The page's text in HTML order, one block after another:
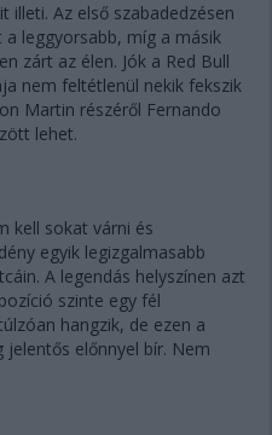
illeti. Az első szabadedzésen
leggyorsabb, míg a másik
zárt az élen. Jók a Red Bull
nem feltétlenül nekik fekszik
Martin részéről Fernando
lehet.
kell sokat várni és
egyik legizgalmasabb
A legendás helyszínen azt
szinte egy fél
hangzik, de ezen a
jelentős előnnyel bír. Nem